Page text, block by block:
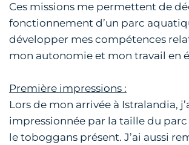
Ces missions me permettent de
fonctionnement d’un parc
développer mes compétences
mon autonomie et mon travail en
Première impressions :
Lors de mon arrivée à Istralandia,
impressionnée par la taille du
le toboggans présent. J’ai aussi